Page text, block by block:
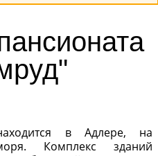
в Адлере, на
Комплекс зданий